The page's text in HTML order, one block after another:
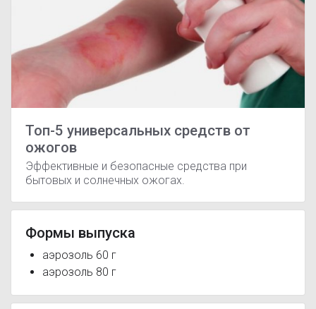
Топ-5 универсальных средств от
ожогов
Эффективные и безопасные средства при
бытовых и солнечных ожогах.
Формы выпуска
аэрозоль 60 г
аэрозоль 80 г